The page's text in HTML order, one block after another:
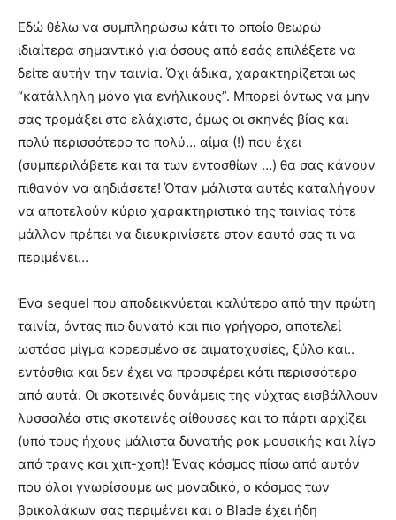
Εδώ θέλω να συμπληρώσω κάτι το οποίο θεωρώ
ιδιαίτερα σημαντικό για όσους από εσάς επιλέξετε να
δείτε αυτήν την ταινία. Όχι άδικα, χαρακτηρίζεται ως
“κατάλληλη μόνο για ενήλικους”. Μπορεί όντως να μην
σας τρομάξει στο ελάχιστο, όμως οι σκηνές βίας και
πολύ περισσότερο το πολύ… αίμα (!) που έχει
(συμπεριλάβετε και τα των εντοσθίων …) θα σας κάνουν
πιθανόν να αηδιάσετε! Όταν μάλιστα αυτές καταλήγουν
να αποτελούν κύριο χαρακτηριστικό της ταινίας τότε
μάλλον πρέπει να διευκρινίσετε στον εαυτό σας τι να
περιμένει…
Ένα sequel που αποδεικνύεται καλύτερο από την πρώτη
ταινία, όντας πιο δυνατό και πιο γρήγορο, αποτελεί
ωστόσο μίγμα κορεσμένο σε αιματοχυσίες, ξύλο και..
εντόσθια και δεν έχει να προσφέρει κάτι περισσότερο
από αυτά. Οι σκοτεινές δυνάμεις της νύχτας εισβάλλουν
λυσσαλέα στις σκοτεινές αίθουσες και το πάρτι αρχίζει
(υπό τους ήχους μάλιστα δυνατής ροκ μουσικής και λίγο
από τρανς και χιπ-χοπ)! Ένας κόσμος πίσω από αυτόν
που όλοι γνωρίσουμε ως μοναδικό, ο κόσμος των
βρικολάκων σας περιμένει και ο Blade έχει ήδη